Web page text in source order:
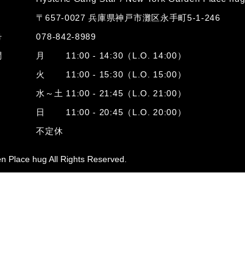
〒657-0027 兵庫県神戸市灘区永手町5-1-246
078-842-8989
月 11:00 - 14:30（L.O. 14:00）
火 11:00 - 15:30（L.O. 15:00）
水～土 11:00 - 21:45（L.O. 21:00）
日 11:00 - 20:45（L.O. 20:00）
不定休
Place hug All Rights Reserved.